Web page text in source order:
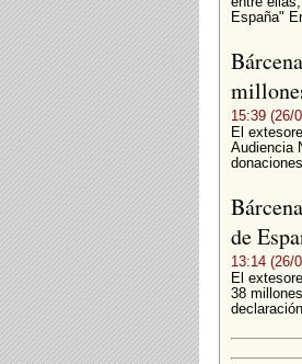
España"
15:39 (26/
El
Audiencia
de
13:14 (26/
El
38